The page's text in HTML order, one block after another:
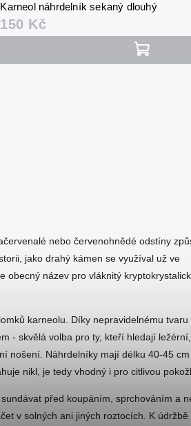
Karneol náhrdelník sekaný dlouhý
150 Kč
nebo červenohnědé odstíny
jako drahý kámen se využíval už ve
obecný název pro vláknitý
karneolu. Díky nepravidelnému tvaru
- skvělá volba pro ty, kteří hledají
nošení. Náhrdelníky mají délku 40-45 cm
nikl, je tedy vhodný i pro citlivou
před koupáním, sprchováním a
v solných ani jiných roztocích. K údržbě